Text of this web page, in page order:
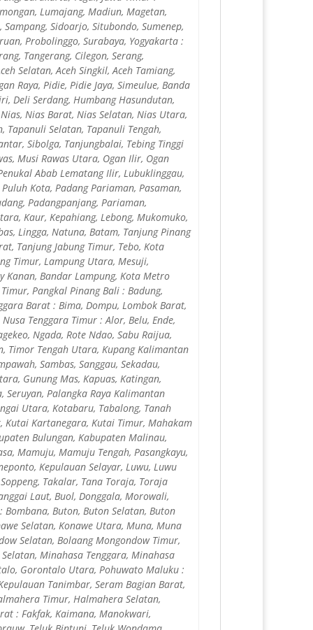
Lumajang, Madiun, Magetan,
Sidoarjo, Situbondo, Sumenep,
Probolinggo, Surabaya, Yogyakarta :
Tangerang, Cilegon, Serang,
Selatan, Aceh Singkil, Aceh Tamiang,
Raya, Pidie, Pidie Jaya, Simeulue, Banda
Deli Serdang, Humbang Hasundutan,
Nias Barat, Nias Selatan, Nias Utara,
Tapanuli Selatan, Tapanuli Tengah,
Sibolga, Tanjungbalai, Tebing Tinggi
Musi Rawas Utara, Ogan Ilir, Ogan
Abab Lematang Ilir, Lubuklinggau,
Kota, Padang Pariaman, Pasaman,
Padangpanjang, Pariaman,
Kaur, Kepahiang, Lebong, Mukomuko,
Lingga, Natuna, Batam, Tanjung Pinang
Tanjung Jabung Timur, Tebo, Kota
Timur, Lampung Utara, Mesuji,
Kanan, Bandar Lampung, Kota Metro
Pangkal Pinang Bali : Badung,
Barat : Bima, Dompu, Lombok Barat,
Tenggara Timur : Alor, Belu, Ende,
Ngada, Rote Ndao, Sabu Raijua,
Timor Tengah Utara, Kupang Kalimantan
Sambas, Sanggau, Sekadau,
Gunung Mas, Kapuas, Katingan,
Palangka Raya Kalimantan
Utara, Kotabaru, Tabalong, Tanah
Kartanegara, Kutai Timur, Mahakam
Bulungan, Kabupaten Malinau,
Mamuju, Mamuju Tengah, Pasangkayu,
Kepulauan Selayar, Luwu, Luwu
Takalar, Tana Toraja, Toraja
Laut, Buol, Donggala, Morowali,
Buton, Buton Selatan, Buton
Selatan, Konawe Utara, Muna, Muna
Selatan, Bolaang Mongondow Timur,
Minahasa Tenggara, Minahasa
Gorontalo Utara, Pohuwato Maluku :
Tanimbar, Seram Bagian Barat,
Timur, Halmahera Selatan,
: Fakfak, Kaimana, Manokwari,